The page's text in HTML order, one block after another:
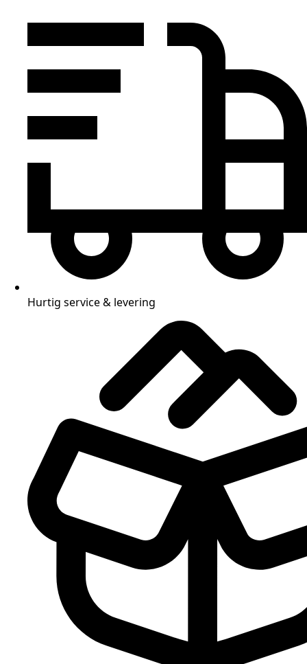
Hurtig service & levering